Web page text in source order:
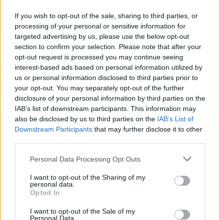
If you wish to opt-out of the sale, sharing to third parties, or
processing of your personal or sensitive information for
targeted advertising by us, please use the below opt-out
section to confirm your selection. Please note that after your
opt-out request is processed you may continue seeing
interest-based ads based on personal information utilized by
us or personal information disclosed to third parties prior to
your opt-out. You may separately opt-out of the further
disclosure of your personal information by third parties on the
IAB’s list of downstream participants. This information may
also be disclosed by us to third parties on the IAB’s List of
Downstream Participants that may further disclose it to other
Personal Data Processing Opt Outs
I want to opt-out of the Sharing of my
personal data.
Opted In
I want to opt-out of the Sale of my
Personal Data.
συσκευασίας ναρκωτικών.
Σύμφωνα με πληροφορίες τουlibre στο
διαμέρισμα αυτό και συγκεκριμένα σε σταθερή
επιφάνεια, σε πλακάκι τοίχου στην τουαλέτα πάνω
από το καζανάκι βρέθηκε παλαμικό αποτύπωμα
που όπως προέκυψε στα εργαστήρια τηςΕΛ.ΑΣ
τμήμα του ταυτίζεται με το αποτύπωμα της δεξιάς
παλάμης του 52χρονου που κρατείται στον
Κορυδαλλό. Προφανώς ο52χρονοςΑλβανός είχε
βρεθεί στην «αποθήκη ναρκωτικών» πριν τη
σύλληψή του στις 2/5/2026.
Ακολουθεί αναλυτικά ο φάκελος του
52χρονου:
– Την 13/05/1998, κατηγορήθηκε από το Α.Τ.